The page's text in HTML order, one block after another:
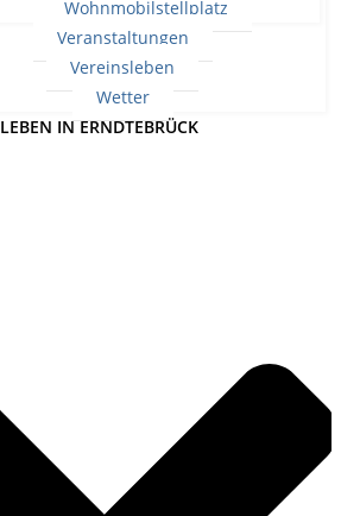
Wohnmobilstellplatz
Veranstaltungen
Vereinsleben
Wetter
LEBEN IN ERNDTEBRÜCK